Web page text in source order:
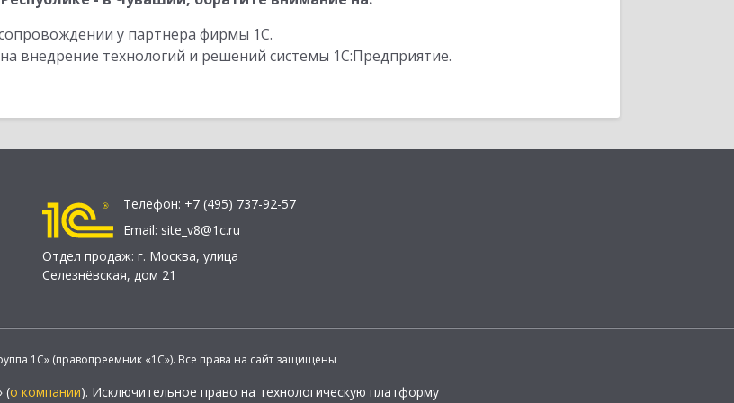
у партнера фирмы 1С.
внедрение технологий и решений системы 1С:Предприятие.
Телефон: +7 (495) 737-92-57
Email: site_v8@1c.ru
Отдел продаж: г. Москва, улица
Селезнёвская, дом 21
1С» (правопреемник «1С»). Все права на сайт защищены
(о компании). Исключительное право на технологическую платформу